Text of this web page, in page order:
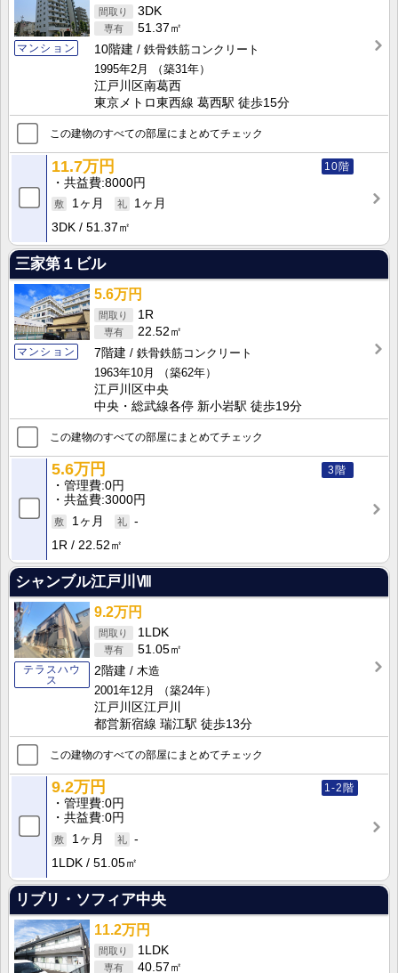
マンション
3DK
51.37㎡
10階建
鉄骨鉄筋コンクリート
1995年2月
（築31年）
江戸川区南葛西
東京メトロ東西線 葛西駅 徒歩15分
この建物のすべての部屋にまとめてチェック
10階
11.7万円
共益費 8000円
1ヶ月
1ヶ月
3DK
51.37㎡
三家第１ビル
マンション
5.6万円
1R
22.52㎡
7階建
鉄骨鉄筋コンクリート
1963年10月
（築62年）
江戸川区中央
中央・総武線各停 新小岩駅 徒歩19分
この建物のすべての部屋にまとめてチェック
3階
5.6万円
管理費 0円
共益費 3000円
1ヶ月
-
1R
22.52㎡
シャンブル江戸川Ⅷ
テラスハウ
ス
9.2万円
1LDK
51.05㎡
2階建
木造
2001年12月
（築24年）
江戸川区江戸川
都営新宿線 瑞江駅 徒歩13分
この建物のすべての部屋にまとめてチェック
1-2階
9.2万円
管理費 0円
共益費 0円
1ヶ月
-
1LDK
51.05㎡
リブリ・ソフィア中央
11.2万円
1LDK
40.57㎡